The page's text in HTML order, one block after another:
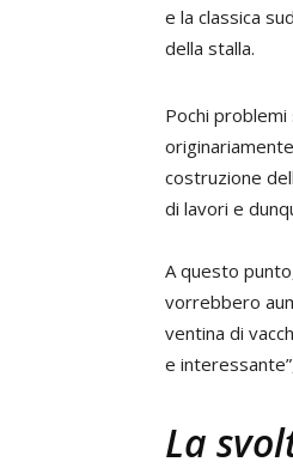
e la classica
della stalla.
Pochi
costruzione
di lavori e
A questo
vorrebbero
ventina di
e
La